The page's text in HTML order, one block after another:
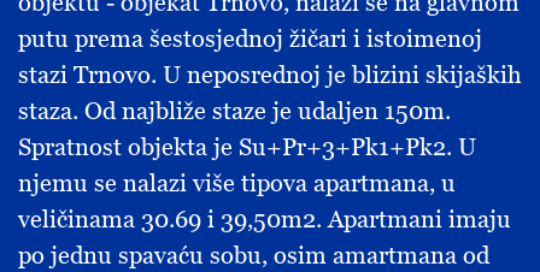
putu prema šestosjednoj žičari i istoimenoj
stazi Trnovo. U neposrednoj je blizini skijaških
staza. Od najbliže staze je udaljen 150m.
Spratnost objekta je Su+Pr+3+Pk1+Pk2. U
njemu se nalazi više tipova apartmana, u
veličinama 30.69 i 39,50m2. Apartmani imaju
po jednu spavaću sobu, osim amartmana od